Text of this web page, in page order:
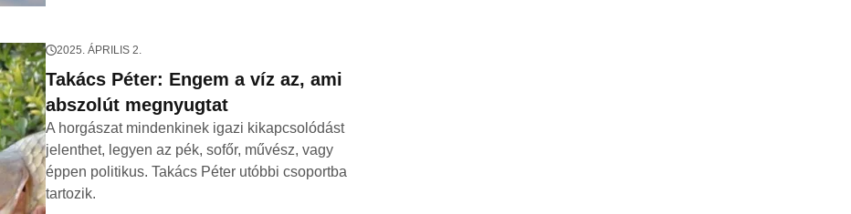
2025. ÁPRILIS 2.
Takács Péter: Engem a víz az, ami
abszolút megnyugtat
A horgászat mindenkinek igazi kikapcsolódást
jelenthet, legyen az pék, sofőr, művész, vagy
éppen politikus. Takács Péter utóbbi csoportba
tartozik.